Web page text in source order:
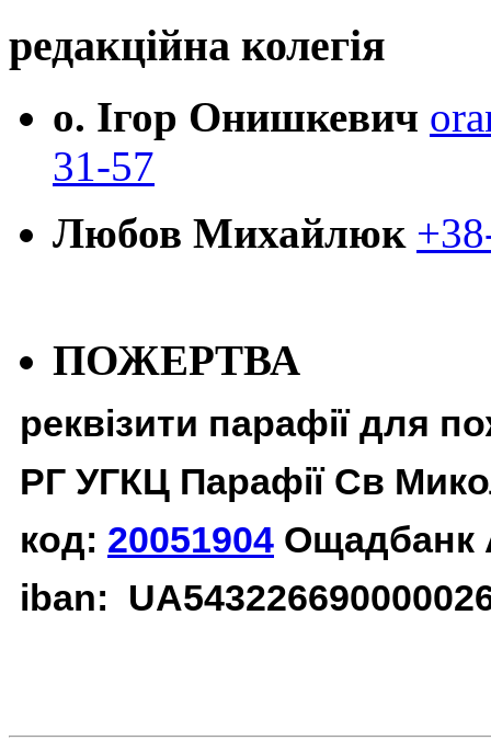
редакційна колегія
о. Ігор Онишкевич
31-57
Любов Михайлюк
ПОЖЕРТВА
реквізити парафії для
РГ УГКЦ Парафії Св
код: 20051904 Ощадбанк
iban: